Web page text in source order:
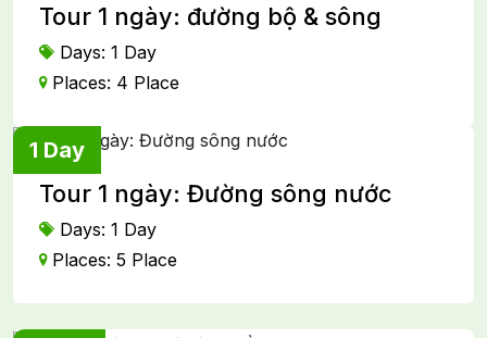
Tour 1 ngày: đường bộ & sông
Days: 1 Day
Places: 4 Place
1 Day
Tour 1 ngày: Đường sông nước
Days: 1 Day
Places: 5 Place